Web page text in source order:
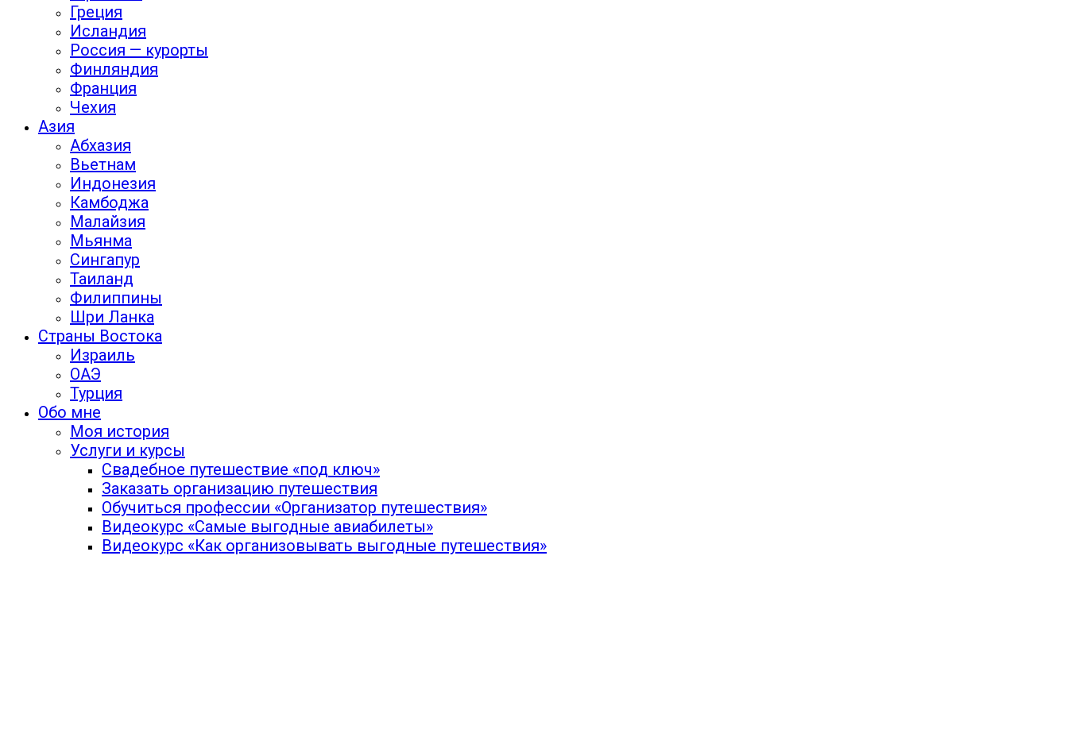
Греция
Исландия
Россия — курорты
Финляндия
Франция
Чехия
Азия
Абхазия
Вьетнам
Индонезия
Камбоджа
Малайзия
Мьянма
Сингапур
Таиланд
Филиппины
Шри Ланка
Страны Востока
Израиль
ОАЭ
Турция
Обо мне
Моя история
Услуги и курсы
Свадебное путешествие «под ключ»
Заказать организацию путешествия
Обучиться профессии «Организатор путешествия»
Видеокурс «Самые выгодные авиабилеты»
Видеокурс «Как организовывать выгодные путешествия»